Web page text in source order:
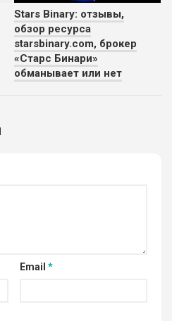
Stars Binary: отзывы,
обзор ресурса
starsbinary.com, брокер
«Старс Бинари»
обманывает или нет
Email *